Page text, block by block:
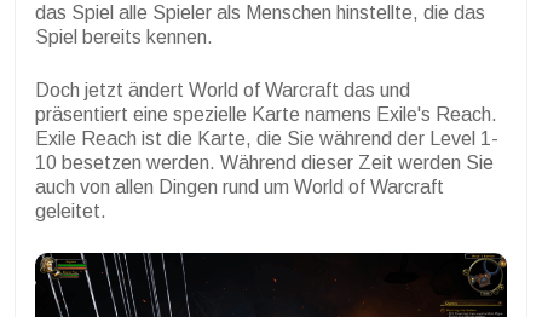
das Spiel alle Spieler als Menschen hinstellte, die das
Spiel bereits kennen.
Doch jetzt ändert World of Warcraft das und
präsentiert eine spezielle Karte namens Exile's Reach.
Exile Reach ist die Karte, die Sie während der Level 1-
10 besetzen werden. Während dieser Zeit werden Sie
auch von allen Dingen rund um World of Warcraft
geleitet.